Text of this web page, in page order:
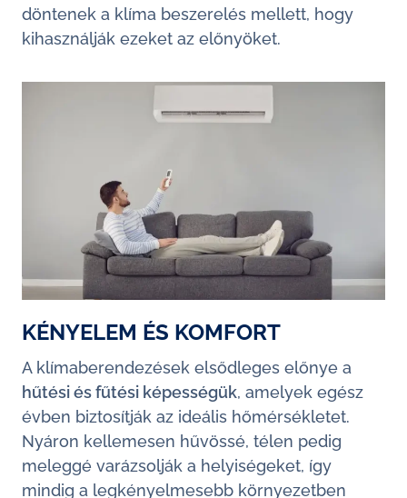
döntenek a klíma beszerelés mellett, hogy
kihasználják ezeket az előnyöket.
KÉNYELEM ÉS KOMFORT
A klímaberendezések elsődleges előnye a
hűtési és fűtési képességük, amelyek egész
évben biztosítják az ideális hőmérsékletet.
Nyáron kellemesen hűvössé, télen pedig
meleggé varázsolják a helyiségeket, így
mindig a legkényelmesebb környezetben